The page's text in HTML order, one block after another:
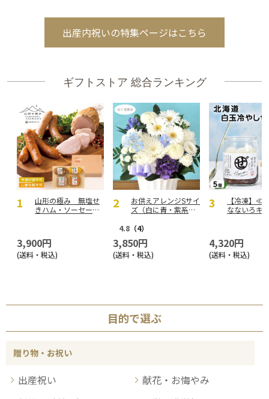
出産内祝いの特集ページはこちら
ギフトストア 総合ランキング
山形の極み 無塩せ
きハム・ソーセージ
3,900円
(送料・税込)
お供えアレンジSサイ
ズ（白に青・紫系を
4.8 （4）
3,850円
(送料・税込)
【冷凍】≪
なないろキ
4,320円
(送料・税込)
目的で選ぶ
贈り物・お祝い
出産祝い
献花・お悔やみ